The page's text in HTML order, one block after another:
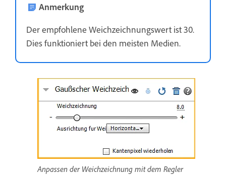
Anmerkung
Der empfohlene Weichzeichnungswert ist 30.
Dies funktioniert bei den meisten Medien.
Anpassen der Weichzeichnung mit dem Regler